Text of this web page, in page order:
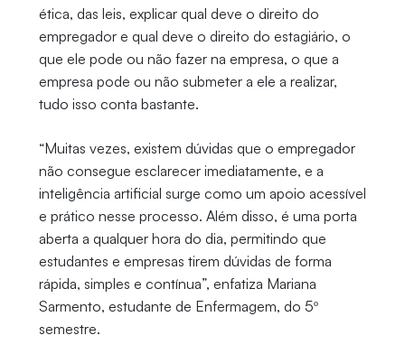
ética, das leis, explicar qual deve o direito do
empregador e qual deve o direito do estagiário, o
que ele pode ou não fazer na empresa, o que a
empresa pode ou não submeter a ele a realizar,
tudo isso conta bastante.
“Muitas vezes, existem dúvidas que o empregador
não consegue esclarecer imediatamente, e a
inteligência artificial surge como um apoio acessível
e prático nesse processo. Além disso, é uma porta
aberta a qualquer hora do dia, permitindo que
estudantes e empresas tirem dúvidas de forma
rápida, simples e contínua”, enfatiza Mariana
Sarmento, estudante de Enfermagem, do 5º
semestre.